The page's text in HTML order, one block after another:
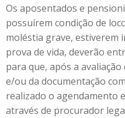
Os aposentados e
possuírem condição de
moléstia grave, estiverem
prova de vida, deverão
para que, após a
e/ou da documentação
realizado o agendamento
através de procurador